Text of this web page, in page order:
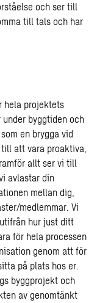
och ser till
till tals och har
hela projektets
byggtiden och
en brygga vid
att vara proaktiva,
allt ser vi till
avlastar din
mellan dig,
medlemmar. Vi
hur just ditt
för hela processen
genom att för
på plats hos er.
byggprojekt och
av genomtänkt